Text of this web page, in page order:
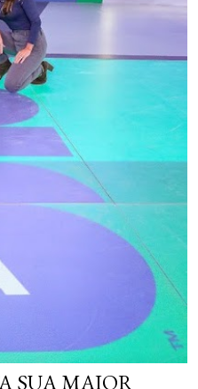
SUA MAIOR